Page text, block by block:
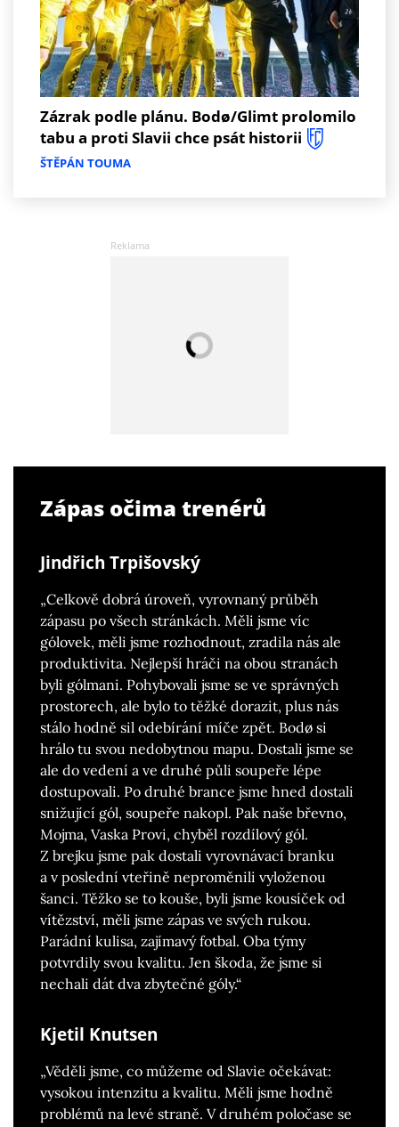
Zázrak podle plánu. Bodø/Glimt prolomilo
tabu a proti Slavii chce psát historii
ŠTĚPÁN TOUMA
Zápas očima trenérů
Jindřich Trpišovský
„Celkově dobrá úroveň, vyrovnaný průběh
zápasu po všech stránkách. Měli jsme víc
gólovek, měli jsme rozhodnout, zradila nás ale
produktivita. Nejlepší hráči na obou stranách
byli gólmani. Pohybovali jsme se ve správných
prostorech, ale bylo to těžké dorazit, plus nás
stálo hodně sil odebírání míče zpět. Bodø si
hrálo tu svou nedobytnou mapu. Dostali jsme se
ale do vedení a ve druhé půli soupeře lépe
dostupovali. Po druhé brance jsme hned dostali
snižující gól, soupeře nakopl. Pak naše břevno,
Mojma, Vaska Provi, chyběl rozdílový gól.
Z brejku jsme pak dostali vyrovnávací branku
a v poslední vteřině neproměnili vyloženou
šanci. Těžko se to kouše, byli jsme kousíček od
vítězství, měli jsme zápas ve svých rukou.
Parádní kulisa, zajímavý fotbal. Oba týmy
potvrdily svou kvalitu. Jen škoda, že jsme si
nechali dát dva zbytečné góly.“
Kjetil Knutsen
„Věděli jsme, co můžeme od Slavie očekávat:
vysokou intenzitu a kvalitu. Měli jsme hodně
problémů na levé straně. V druhém poločase se